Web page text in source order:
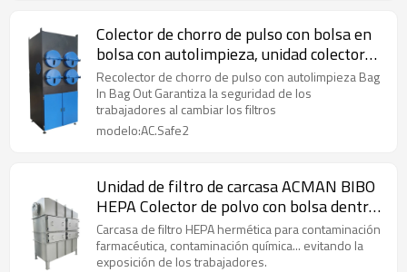
Colector de chorro de pulso con bolsa en
bolsa con autolimpieza, unidad colectora
de polvo de cartucho BIBO
Recolector de chorro de pulso con autolimpieza Bag
In Bag Out Garantiza la seguridad de los
trabajadores al cambiar los filtros
modelo:AC.Safe2
Unidad de filtro de carcasa ACMAN BIBO
HEPA Colector de polvo con bolsa dentro
y fuera
Carcasa de filtro HEPA hermética para contaminación
farmacéutica, contaminación química... evitando la
exposición de los trabajadores.